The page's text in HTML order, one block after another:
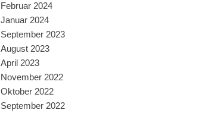
Februar 2024
Januar 2024
September 2023
August 2023
April 2023
November 2022
Oktober 2022
September 2022